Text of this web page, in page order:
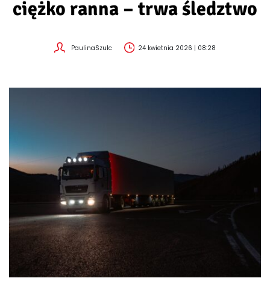
ciężko ranna – trwa śledztwo
PaulinaSzulc 24 kwietnia 2026 | 08:28